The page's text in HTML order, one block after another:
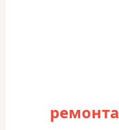
ремонта